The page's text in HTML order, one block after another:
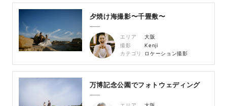
夕焼け海撮影〜千畳敷〜
エリア
大阪
撮影
Kenji
カテゴリ
ロケーション撮影
万博記念公園でフォトウェディング